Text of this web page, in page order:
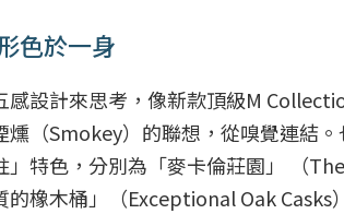
色於一身
感設計來思考，像新款頂級M
燻（Smokey）的聯想，從嗅覺連結
」特色，分別為「麥卡倫莊園」 （
橡木桶」（Exceptional Oak